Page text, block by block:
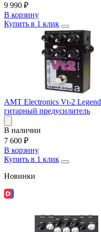
9 990 ₽
В корзину
Купить в 1 клик
AMT Electronics Vt-2
гитарный предусилитель
В наличии
7 600 ₽
В корзину
Купить в 1 клик
Новинки